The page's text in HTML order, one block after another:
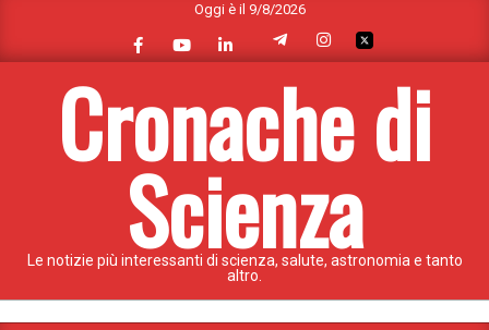
content
Oggi è il 9/8/2026
Cronache di
Scienza
Le notizie più interessanti di scienza, salute, astronomia e tanto
altro.